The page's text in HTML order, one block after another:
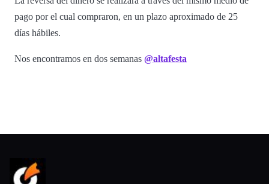
pago por el cual compraron, en un plazo aproximado de 25
días hábiles.
Nos encontramos en dos semanas @altafesta